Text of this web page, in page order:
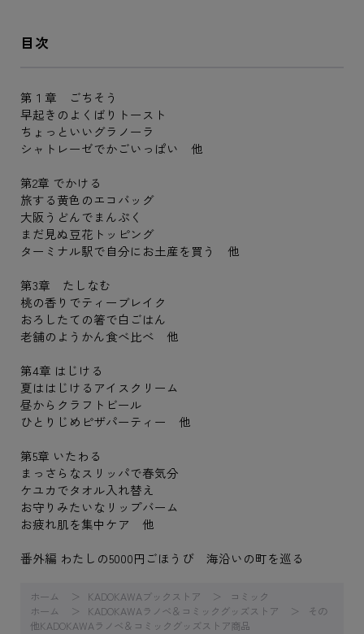
目次
第１章 ごちそう
早起きのよくばりトースト
ちょっといいグラノーラ
シャトレーゼでかごいっぱい 他
第2章 でかける
旅する黄色のエコバッグ
大阪うどんでまんぷく
まだ見ぬ豆花トッピング
ターミナル駅で自分にお土産を買う 他
第3章 たしなむ
桃の香りでティーブレイク
おろしたての箸で白ごはん
老舗のようかん食べ比べ 他
第4章 はじける
夏ははじけるアイスクリーム
昼からクラフトビール
ひとりじめピザパーティー 他
第5章 いたわる
まっさらなスリッパで春気分
ケユカでタオル入れ替え
お守りみたいなリップバーム
お疲れ肌を集中ケア 他
番外編 わたしの5000円ごほうび 海沿いの町を巡る
ホーム KADOKAWAブックストア
コミック
ホーム
KADOKAWAラノベ＆コミックグッズストア
その
他KADOKAWAラノベ＆コミックグッズストア商品